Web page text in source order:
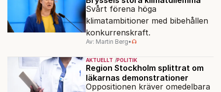
Svårt förena höga
klimatambitioner med bibehållen
konkurrenskraft.
Av: Martin Berg•
AKTUELLT POLITIK
Region Stockholm splittrat om
läkarnas demonstrationer
Oppositionen kräver omedelbara